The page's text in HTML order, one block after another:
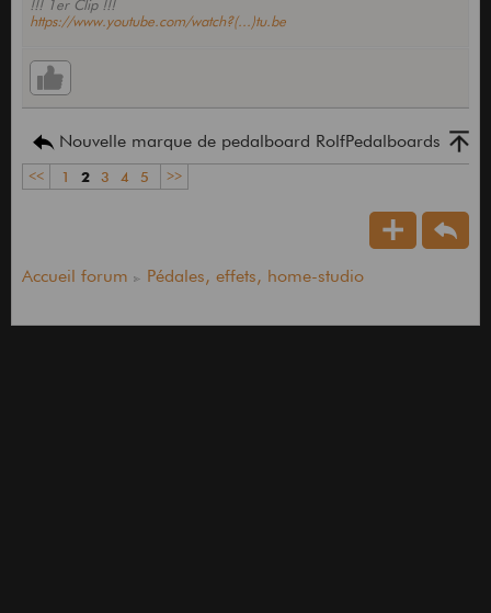
!!! 1er Clip !!!
https://www.youtube.com/watch?(...)tu.be
Nouvelle marque de pedalboard RolfPedalboards
<< 1 2 3 4 5 >>
Accueil forum Pédales, effets, home-studio